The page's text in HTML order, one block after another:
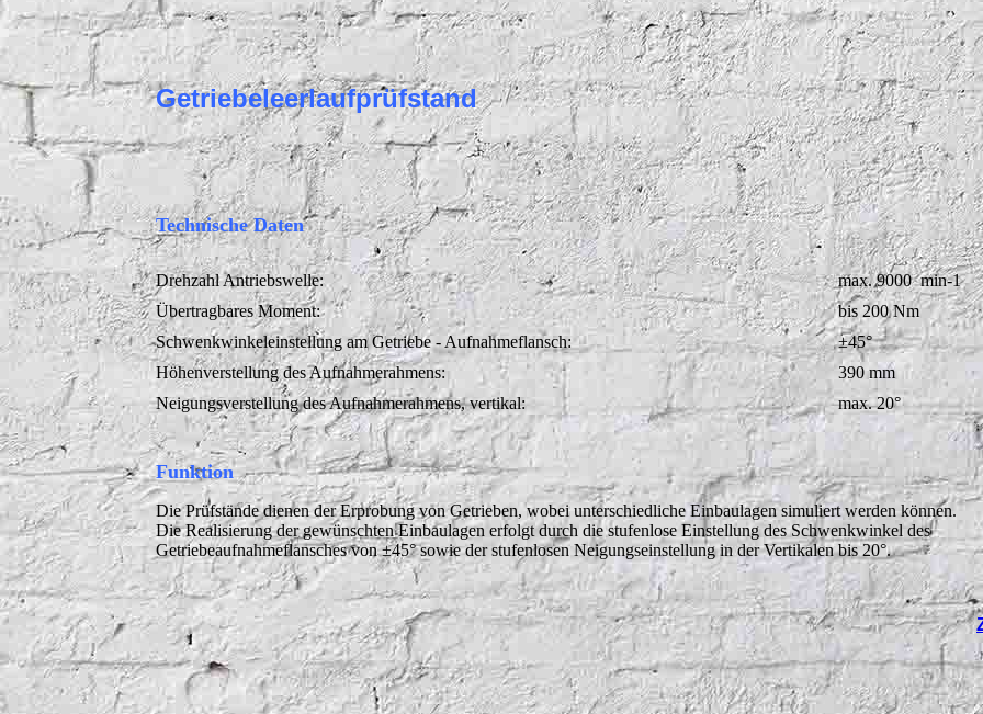
Getriebeleerlaufprüfstand
Technische Daten
Drehzahl Antriebswelle:
max. 9000 min-1
Übertragbares Moment:
bis 200 Nm
Schwenkwinkeleinstellung am Getriebe - Aufnahmeflansch:
±45°
Höhenverstellung des Aufnahmerahmens:
390 mm
Neigungsverstellung des Aufnahmerahmens, vertikal:
max. 20°
Funktion
Die Prüfstände dienen der Erprobung von Getrieben, wobei unterschiedliche Einbaulagen simuliert werden können.
Die Realisierung der gewünschten Einbaulagen erfolgt durch die stufenlose Einstellung des Schwenkwinkel des
Getriebeaufnahmeflansches von ±45° sowie der stufenlosen Neigungseinstellung in der Vertikalen bis 20°.